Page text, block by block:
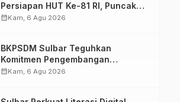
Persiapan HUT Ke-81 RI, Puncak
Upacara di Lapangan Ahmad
calendar_monthKam, 6 Agu 2026
BKPSDM Sulbar Teguhkan
Komitmen Pengembangan
Kompetensi ASN melalui
calendar_monthKam, 6 Agu 2026